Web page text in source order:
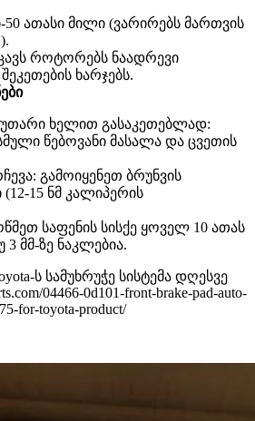
50 ათასი მილი (ვარირებს მართვის
როტორებს ნაადრევი
ხარჯებს.
ხელით გასაკეთებლად:
წებოვანი მასალა და ცვეთის
გამოიყენეთ ბრუნვის
(12-15 ნმ კალიპერის
საფენის სისქე ყოველ 10 ათას
მმ-ზე ნაკლებია.
ს სამუხრუჭე სისტემა დღესვე
04466-0d101-front-brake-pad-auto-
for-toyota-product/